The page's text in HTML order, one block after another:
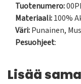
Tuotenumero:
Materiaali:100%
Väri:Punainen,
Pesuohjeet:
Lisää